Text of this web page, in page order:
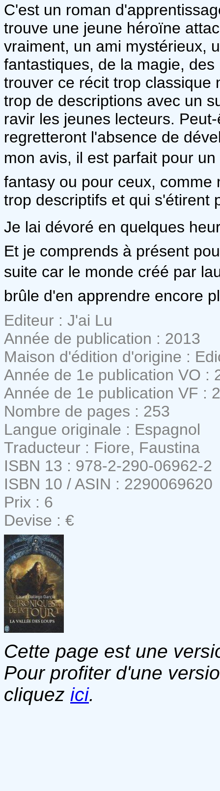
C'est un roman
trouve une jeune héroïne
vraiment, un ami mystérieux,
fantastiques, de la magie,
trouver ce récit trop classique
trop de descriptions avec un
ravir les jeunes lecteurs.
regretteront l'absence de
mon avis, il est parfait pour
fantasy ou pour ceux,
trop descriptifs et qui s'étirent
Je lai dévoré en quelques
Et je comprends à présent
suite car le monde créé par
brûle d'en apprendre encore
Editeur : J'ai Lu
Année de publication : 2013
Maison d'édition d'origine :
Année de 1e publication VO :
Année de 1e publication VF :
Nombre de pages : 253
Langue originale : Espagnol
Traducteur : Fiore, Faustina
ISBN 13 : 978-2-290-06962-2
ISBN 10 / ASIN : 2290069620
Prix : 6
Devise : €
Cette page est une
Pour profiter d'une
cliquez ici.